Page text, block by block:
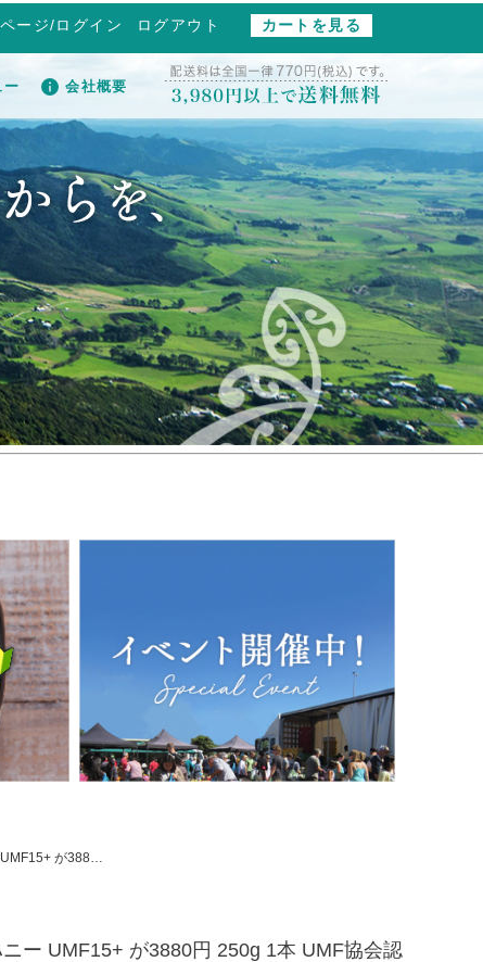
ージ/ログイン ログアウト カートを見る
ー 会社概要
モノフローラル 生 はちみつ 非加熱 無添加 【本店限定！会員パスポートでさらに最大12％OFF】
ー UMF15+ が3880円 250g 1本 UMF協会認